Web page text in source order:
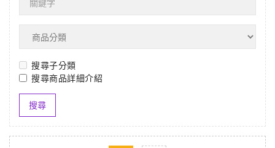
搜尋子分類
搜尋商品詳細介紹